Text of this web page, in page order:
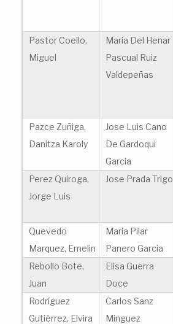
Pastor Coello,
Miguel
Maria Del Henar
Pascual Ruiz
Valdepeñas
Pazce Zuñiga,
Danitza Karoly
Jose Luis Cano
De Gardoqui
Garcia
Perez Quiroga,
Jorge Luis
Jose Prada Trigo
Quevedo
Marquez, Emelin
Maria Pilar
Panero Garcia
Rebollo Bote,
Juan
Elisa Guerra
Doce
Rodríguez
Gutiérrez, Elvira
Carlos Sanz
Minguez